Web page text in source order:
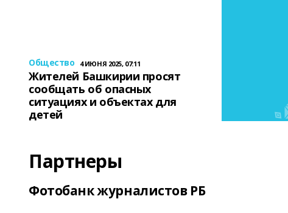
Общество 4 ИЮНЯ 2025, 07:11
Жителей Башкирии просят
сообщать об опасных
ситуациях и объектах для
детей
Партнеры
Фотобанк журналистов РБ